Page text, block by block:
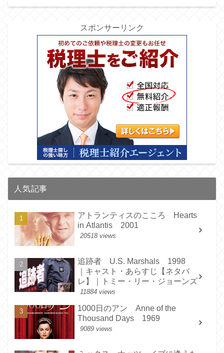
スポンサーリンク
人気記事
アトランティスのこころ Hearts
in Atlantis 2001
20518 views
追跡者 U.S. Marshals 1998
｜キャスト・あらすじ【ネタバ
レ】｜トミー・リー・ジョーンズ
11884 views
1000日のアン Anne of the
Thousand Days 1969
9089 views